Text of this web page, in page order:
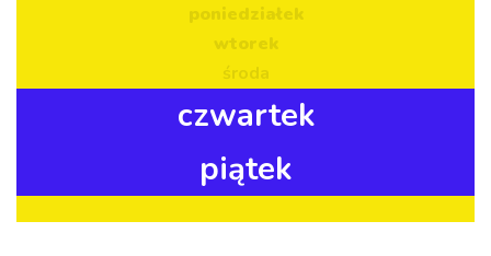
poniedziałek
wtorek
środa
czwartek
piątek